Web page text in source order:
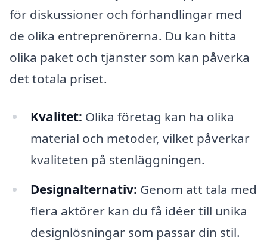
för diskussioner och förhandlingar med
de olika entreprenörerna. Du kan hitta
olika paket och tjänster som kan påverka
det totala priset.
Kvalitet: Olika företag kan ha olika
material och metoder, vilket påverkar
kvaliteten på stenläggningen.
Designalternativ: Genom att tala med
flera aktörer kan du få idéer till unika
designlösningar som passar din stil.